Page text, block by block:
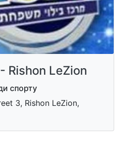
Rishon LeZion
спорту
3, Rishon LeZion,